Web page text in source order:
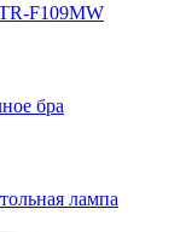
F109MW
бра
лампа